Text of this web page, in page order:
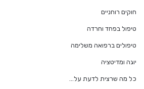
חוקים רוחניים
טיפול בפחד וחרדה
טיפולים ברפואה משלימה
יוגה ומדיטציה
כל מה שרצית לדעת על…